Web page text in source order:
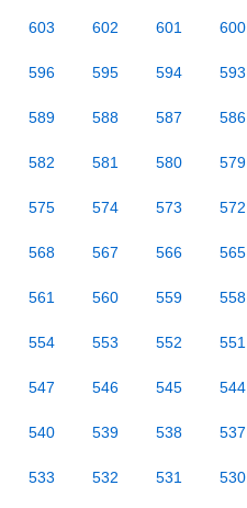
603 602 601 600
596 595 594 593
589 588 587 586
582 581 580 579
575 574 573 572
568 567 566 565
561 560 559 558
554 553 552 551
547 546 545 544
540 539 538 537
533 532 531 530